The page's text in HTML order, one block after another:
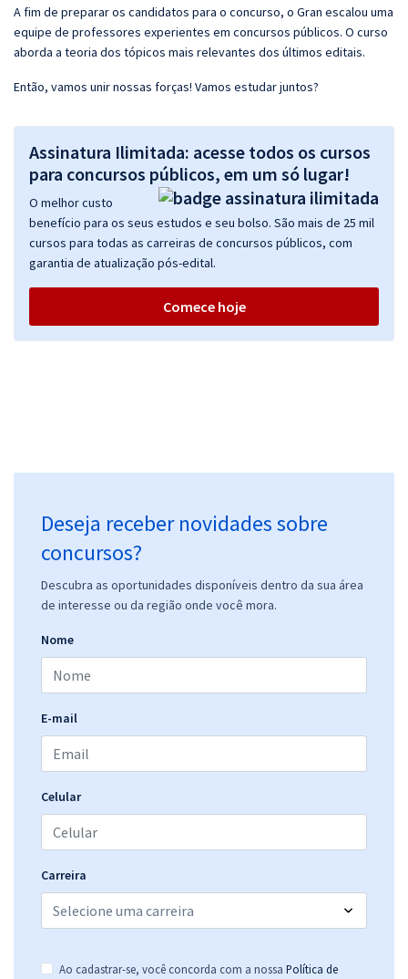
A fim de preparar os candidatos para o concurso, o Gran escalou uma
equipe de professores experientes em concursos públicos. O curso
aborda a teoria dos tópicos mais relevantes dos últimos editais.
Então, vamos unir nossas forças! Vamos estudar juntos?
Assinatura Ilimitada: acesse todos os cursos
para concursos públicos, em um só lugar!
O melhor custo
benefício para os seus estudos e seu bolso. São mais de 25 mil
cursos para todas as carreiras de concursos públicos, com
garantia de atualização pós-edital.
Comece hoje
Deseja receber novidades sobre
concursos?
Descubra as oportunidades disponíveis dentro da sua área
de interesse ou da região onde você mora.
Nome
E-mail
Celular
Carreira
Ao cadastrar-se, você concorda com a nossa Política de